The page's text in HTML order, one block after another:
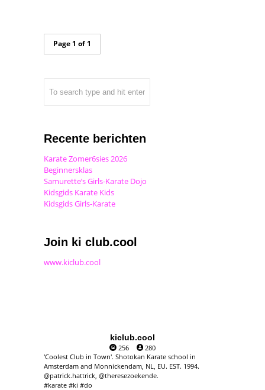
Page 1 of 1
Recente berichten
Karate Zomer6sies 2026
Beginnersklas
Samurette’s Girls-Karate Dojo
Kidsgids Karate Kids
Kidsgids Girls-Karate
Join ki club.cool
www.kiclub.cool
kiclub.cool
256
280
'Coolest Club in Town'. Shotokan Karate school in
Amsterdam and Monnickendam, NL, EU. EST. 1994.
@patrick.hattrick, @theresezoekende.
#karate #ki #do